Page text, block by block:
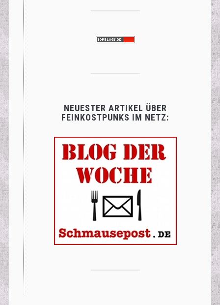
NEUESTER ARTIKEL ÜBER
FEINKOSTPUNKS IM NETZ: